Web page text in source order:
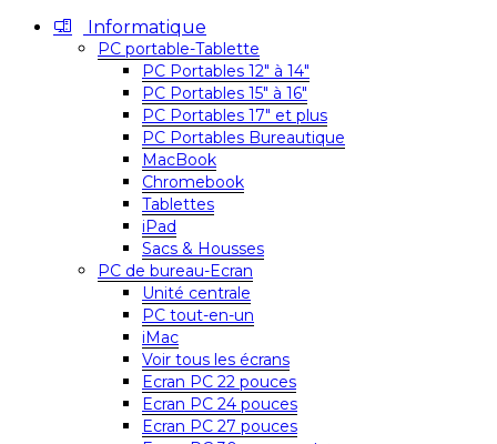
Informatique
PC portable-Tablette
PC Portables 12″ à 14″
PC Portables 15″ à 16″
PC Portables 17″ et plus
PC Portables Bureautique
MacBook
Chromebook
Tablettes
iPad
Sacs & Housses
PC de bureau-Ecran
Unité centrale
PC tout-en-un
iMac
Voir tous les écrans
Ecran PC 22 pouces
Ecran PC 24 pouces
Ecran PC 27 pouces